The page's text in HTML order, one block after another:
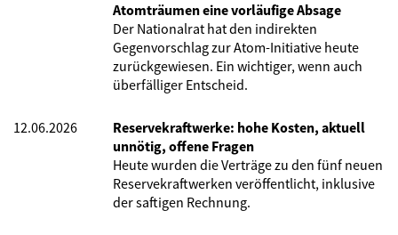
Atomträumen eine vorläufige Absage
Der Nationalrat hat den indirekten
Gegenvorschlag zur Atom-Initiative heute
zurückgewiesen. Ein wichtiger, wenn auch
überfälliger Entscheid.
12.06.2026
Reservekraftwerke: hohe Kosten, aktuell
unnötig, offene Fragen
Heute wurden die Verträge zu den fünf neuen
Reservekraftwerken veröffentlicht, inklusive
der saftigen Rechnung.